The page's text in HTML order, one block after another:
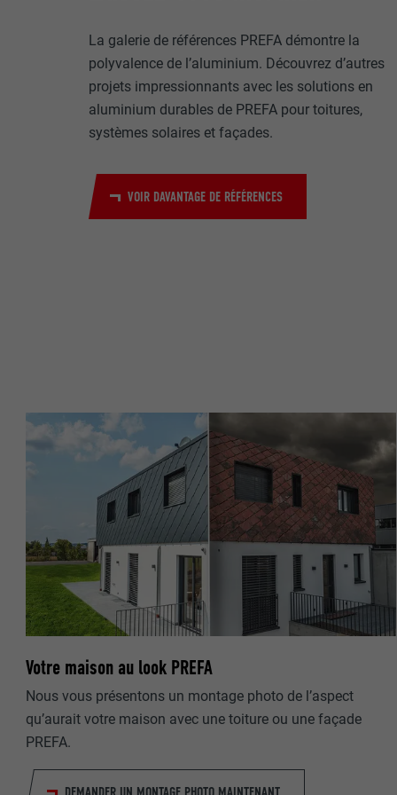
La galerie de références PREFA démontre la
polyvalence de l’aluminium. Découvrez d’autres
projets impressionnants avec les solutions en
aluminium durables de PREFA pour toitures,
systèmes solaires et façades.
VOIR DAVANTAGE DE RÉFÉRENCES
Votre maison au look PREFA
Nous vous présentons un montage photo de l’aspect
qu’aurait votre maison avec une toiture ou une façade
PREFA.
UTILITÉ
NOM
EXPIRATION
UTILITÉ
NOM
EXPIRATION
MARKETING ET
Les cookies «
annonceurs
visiteurs à
plateformes
NOM
EXPIRATION
UTILITÉ